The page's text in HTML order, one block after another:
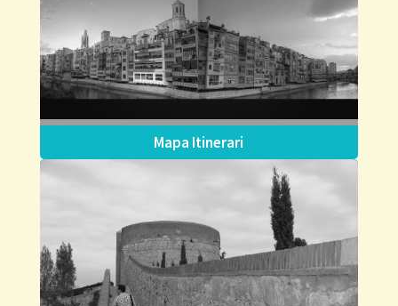
Mapa Itinerari